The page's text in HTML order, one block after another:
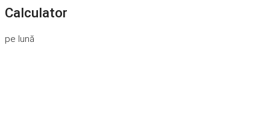
Calculator
pe lună